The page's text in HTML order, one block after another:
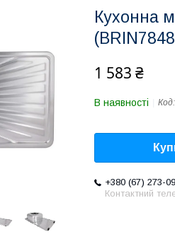
Кухонна
1 583 ₴
В наявності Код:
+380 (67) 273-
Контактний